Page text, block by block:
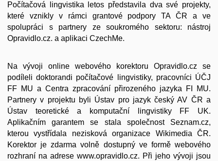
Počítačová lingvistika letos představila dva své projekty,
které vznikly v rámci grantové podpory TA ČR a ve
spolupráci s partnery ze soukromého sektoru: nástroj
Opravidlo.cz. a aplikaci CzechMe.
Na vývoji online webového korektoru Opravidlo.cz se
podíleli doktorandi počítačové lingvistiky, pracovníci ÚČJ
FF MU a Centra zpracování přirozeného jazyka FI MU.
Partnery v projektu byli Ústav pro jazyk český AV ČR a
Ústav teoretické a komputační lingvistiky FF UK.
Aplikačním garantem se stala společnost Seznam.cz,
kterou vystřídala nezisková organizace Wikimedia ČR.
Korektor je zdarma volně dostupný ve formě webového
rozhraní na adrese www.opravidlo.cz. Při jeho vývoji jsou